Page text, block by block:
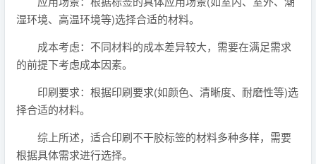
湿环境、高温环境等)选择合适的材料。
成本考虑：不同材料的成本差异较大，需要在满足需求
的前提下考虑成本因素。
印刷要求：根据印刷要求(如颜色、清晰度、耐磨性等)选
择合适的材料。
综上所述，适合印刷不干胶标签的材料多种多样，需要
根据具体需求进行选择。